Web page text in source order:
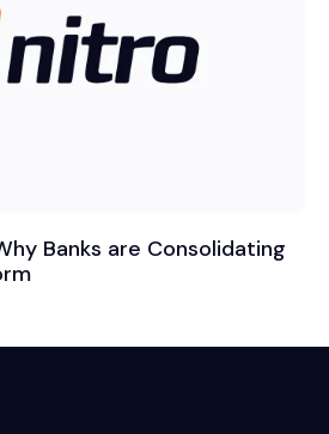
Banks are Consolidating